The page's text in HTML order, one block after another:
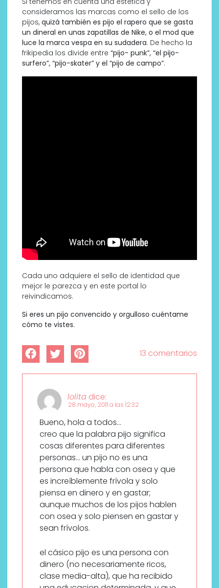
consideramos las marcas como el sello de los
pijos, quizá también es pijo el rapero que se gasta
un dineral en unas zapatillas de Nike, o el mod que
luce la marca vespa en su sudadera. De hecho la
frikipedia los divide entre “pijo- punk”, “el pijo-
surfero”, “pijo-skater” y el “pijo de campo”.
Cada uno adquiere el sello de identidad que
mejor le parezca y en este portal lo
reivindicamos.
Si eres un pijo convencido y orgulloso cuéntame
cómo te vistes.
13 comentarios
lolita dice:
28 mayo, 2011 a las 12:32
Bueno, hola a todos…
creo que la palabra pijo significa
cosas diferentes para diferentes
personas… un pijo no es una
persona que habla con osea y que
es increíblemente frívola y solo
piensa en dinero y en gastar;
aunque muchos de los pijos hablen
con osea y solo piensen en gastar y
sean frívolos.
el cásico pijo es una persona con
dinero (no necesariamente ricos,
clase media-alta), que ha recibido